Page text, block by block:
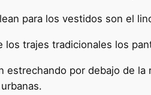
para los vestidos son el
los trajes tradicionales los
estrechando por debajo de